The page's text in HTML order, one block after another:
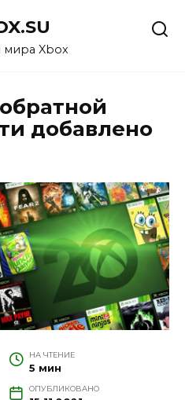
мира Xbox
добавлено
НА ЧТЕНИЕ
5 мин
ОПУБЛИКОВАНО